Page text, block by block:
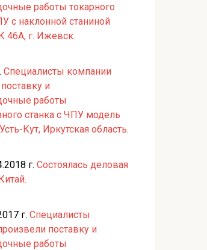
работы токарного
с наклонной станиной
46А, г. Ижевск.
Специалисты компании
и
работы
станка с ЧПУ модель
Кут, Иркутская область.
г. Состоялась деловая
г. Специалисты
поставку и
работы